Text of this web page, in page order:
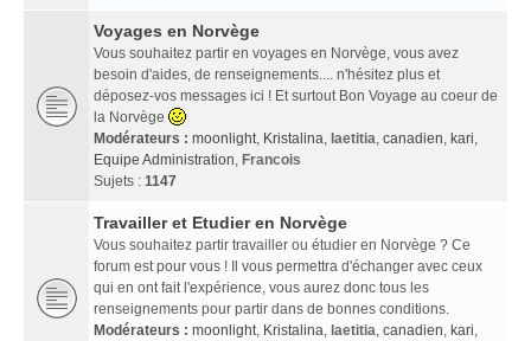
Voyages en Norvège
Vous souhaitez partir en voyages en Norvège, vous avez
besoin d'aides, de renseignements.... n'hésitez plus et
déposez-vos messages ici ! Et surtout Bon Voyage au coeur de
la Norvège
Modérateurs : moonlight, Kristalina, laetitia, canadien, kari,
Equipe Administration, Francois
Sujets : 1147
Travailler et Etudier en Norvège
Vous souhaitez partir travailler ou étudier en Norvège ? Ce
forum est pour vous ! Il vous permettra d'échanger avec ceux
qui en ont fait l'expérience, vous aurez donc tous les
renseignements pour partir dans de bonnes conditions.
Modérateurs : moonlight, Kristalina, laetitia, canadien, kari,